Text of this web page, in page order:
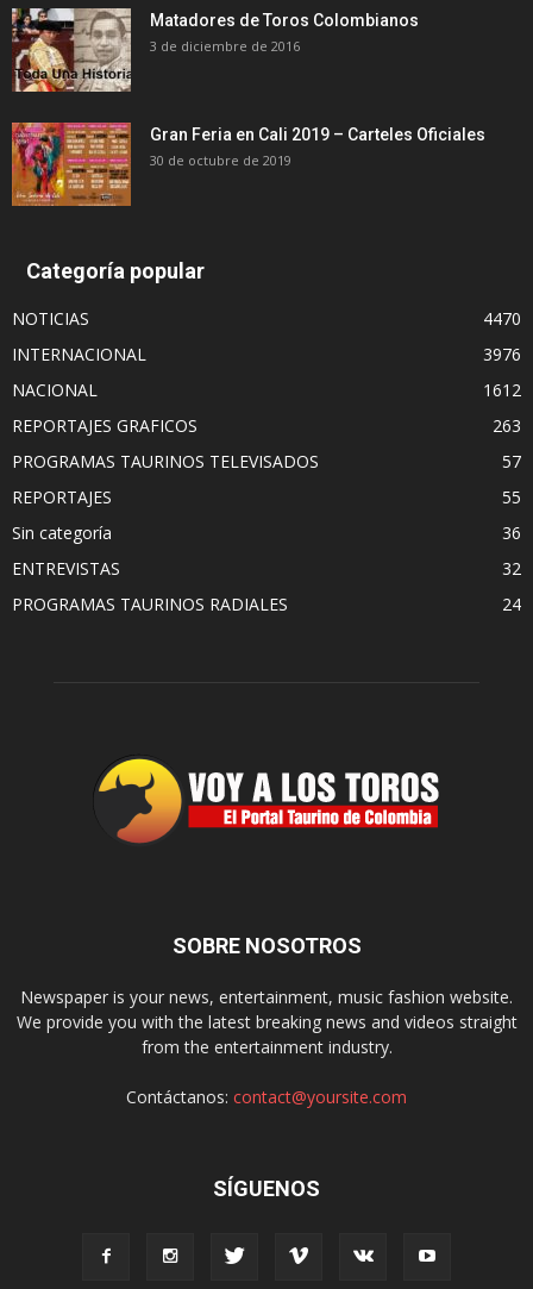
Matadores de Toros Colombianos
3 de diciembre de 2016
Gran Feria en Cali 2019 – Carteles Oficiales
30 de octubre de 2019
Categoría popular
NOTICIAS
4470
INTERNACIONAL
3976
NACIONAL
1612
REPORTAJES GRAFICOS
263
PROGRAMAS TAURINOS TELEVISADOS
57
REPORTAJES
55
Sin categoría
36
ENTREVISTAS
32
PROGRAMAS TAURINOS RADIALES
24
SOBRE NOSOTROS
Newspaper is your news, entertainment, music fashion website.
We provide you with the latest breaking news and videos straight
from the entertainment industry.
Contáctanos: contact@yoursite.com
SÍGUENOS